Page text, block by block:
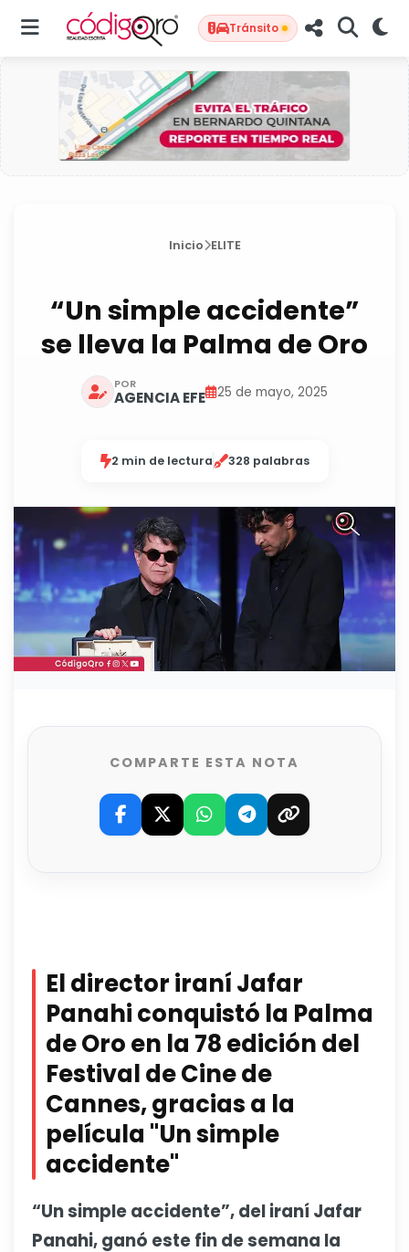
Tránsito
Inicio ELITE
“Un simple accidente”
se lleva la Palma de Oro
POR
AGENCIA EFE 25 de mayo, 2025
2 min de lectura 328 palabras
COMPARTE ESTA NOTA
El director iraní Jafar
Panahi conquistó la Palma
de Oro en la 78 edición del
Festival de Cine de
Cannes, gracias a la
película "Un simple
accidente"
“Un simple accidente”, del iraní Jafar
Panahi, ganó este fin de semana la